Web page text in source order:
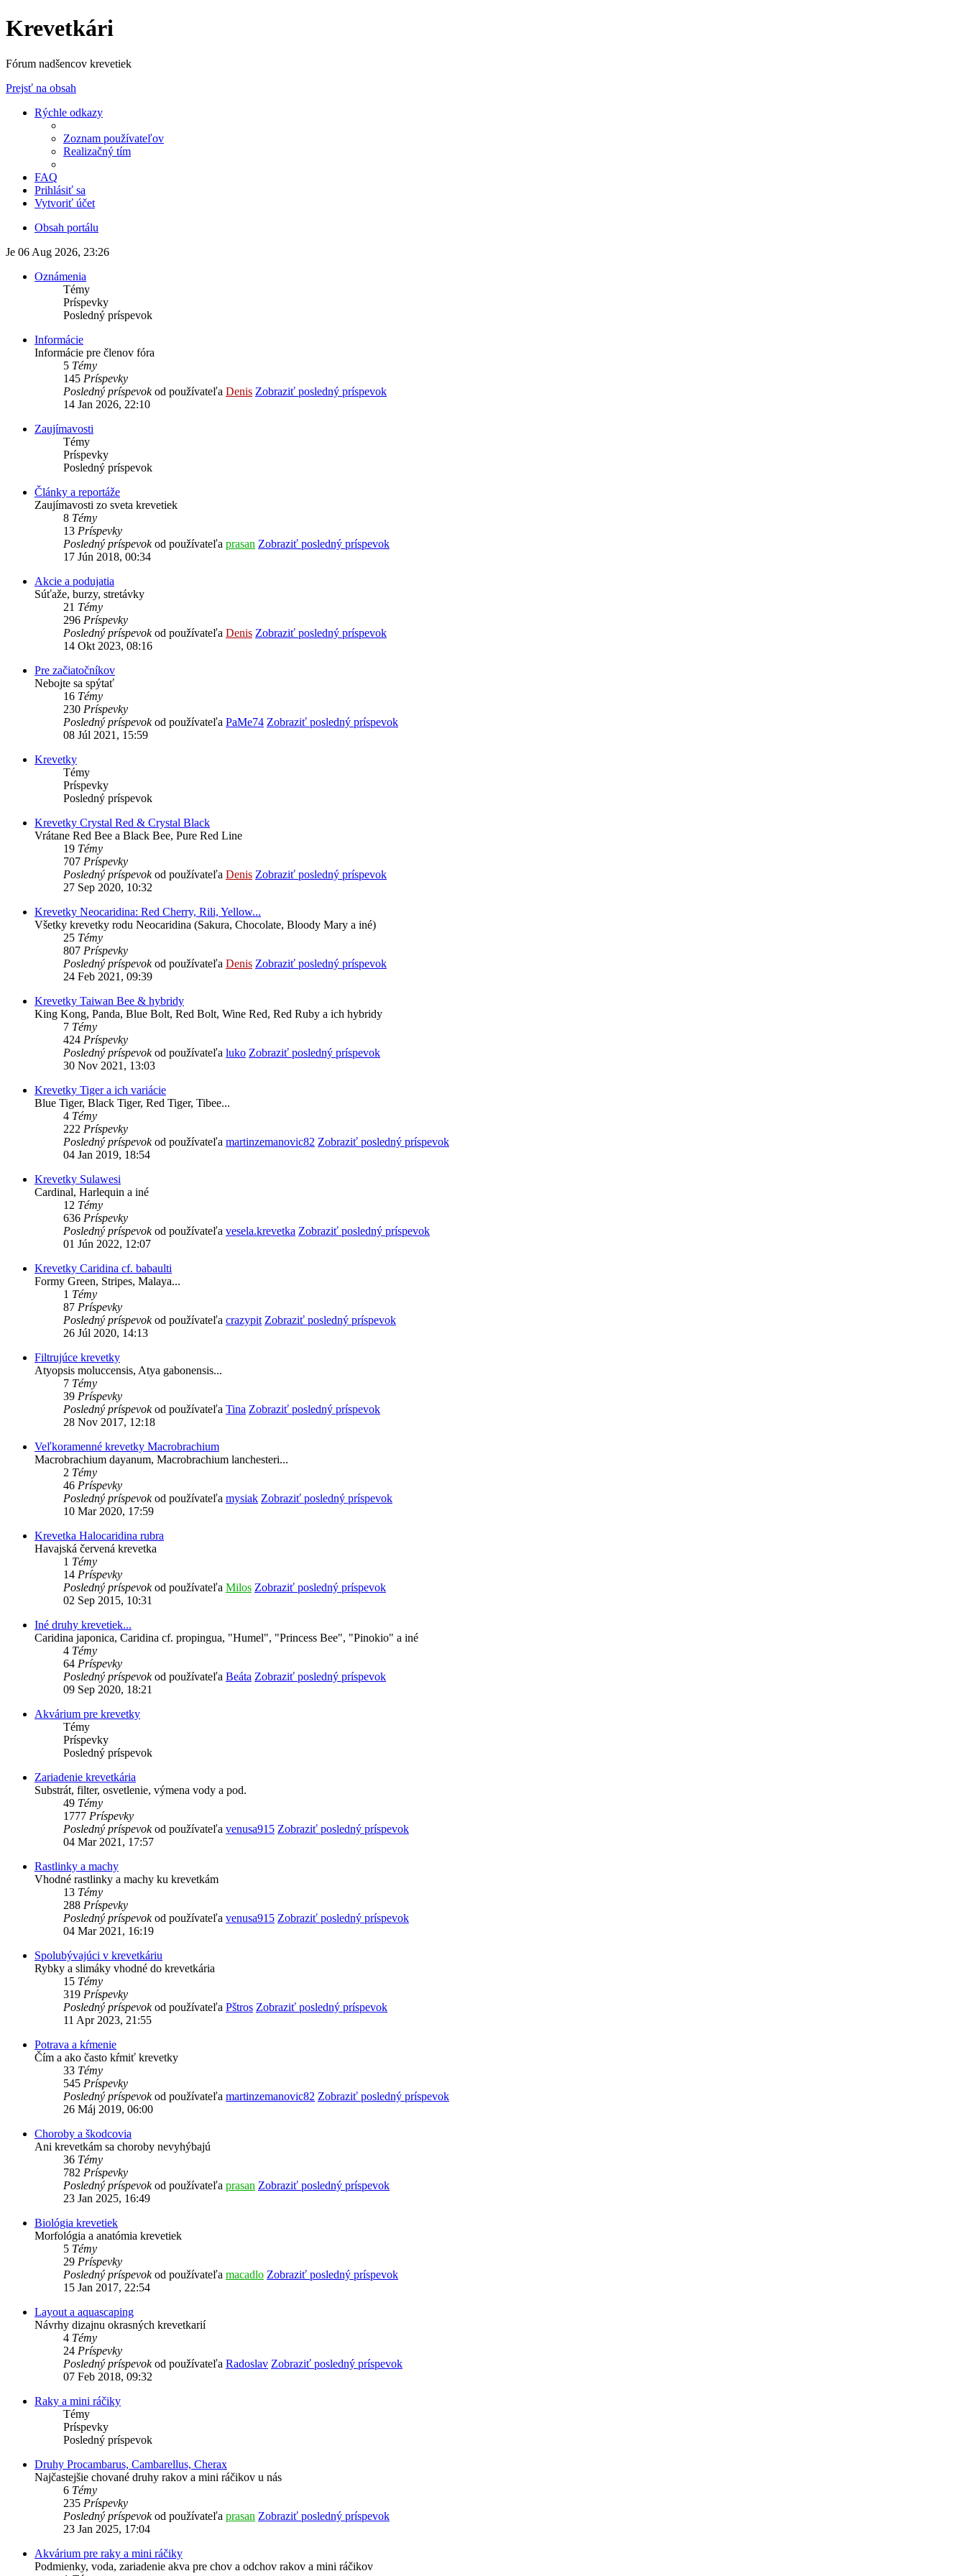
Krevetkári
Fórum nadšencov krevetiek
Prejsť na obsah
Rýchle odkazy
Zoznam používateľov
Realizačný tím
FAQ
Prihlásiť sa
Vytvoriť účet
Obsah portálu
Je 06 Aug 2026, 23:26
Oznámenia
Témy
Príspevky
Posledný príspevok
Informácie
Informácie pre členov fóra
5 Témy
145 Príspevky
Posledný príspevokod používateľa Denis Zobraziť posledný príspevok
14 Jan 2026, 22:10
Zaujímavosti
Témy
Príspevky
Posledný príspevok
Články a reportáže
Zaujímavosti zo sveta krevetiek
8 Témy
13 Príspevky
Posledný príspevokod používateľa prasan Zobraziť posledný príspevok
17 Jún 2018, 00:34
Akcie a podujatia
Súťaže, burzy, stretávky
21 Témy
296 Príspevky
Posledný príspevokod používateľa Denis Zobraziť posledný príspevok
14 Okt 2023, 08:16
Pre začiatočníkov
Nebojte sa spýtať
16 Témy
230 Príspevky
Posledný príspevokod používateľa PaMe74 Zobraziť posledný príspevok
08 Júl 2021, 15:59
Krevetky
Témy
Príspevky
Posledný príspevok
Krevetky Crystal Red & Crystal Black
Vrátane Red Bee a Black Bee, Pure Red Line
19 Témy
707 Príspevky
Posledný príspevokod používateľa Denis Zobraziť posledný príspevok
27 Sep 2020, 10:32
Krevetky Neocaridina: Red Cherry, Rili, Yellow...
Všetky krevetky rodu Neocaridina (Sakura, Chocolate, Bloody Mary a iné)
25 Témy
807 Príspevky
Posledný príspevokod používateľa Denis Zobraziť posledný príspevok
24 Feb 2021, 09:39
Krevetky Taiwan Bee & hybridy
King Kong, Panda, Blue Bolt, Red Bolt, Wine Red, Red Ruby a ich hybridy
7 Témy
424 Príspevky
Posledný príspevokod používateľa luko Zobraziť posledný príspevok
30 Nov 2021, 13:03
Krevetky Tiger a ich variácie
Blue Tiger, Black Tiger, Red Tiger, Tibee...
4 Témy
222 Príspevky
Posledný príspevokod používateľa martinzemanovic82 Zobraziť posledný príspevok
04 Jan 2019, 18:54
Krevetky Sulawesi
Cardinal, Harlequin a iné
12 Témy
636 Príspevky
Posledný príspevokod používateľa vesela.krevetka Zobraziť posledný príspevok
01 Jún 2022, 12:07
Krevetky Caridina cf. babaulti
Formy Green, Stripes, Malaya...
1 Témy
87 Príspevky
Posledný príspevokod používateľa crazypit Zobraziť posledný príspevok
26 Júl 2020, 14:13
Filtrujúce krevetky
Atyopsis moluccensis, Atya gabonensis...
7 Témy
39 Príspevky
Posledný príspevokod používateľa Tina Zobraziť posledný príspevok
28 Nov 2017, 12:18
Veľkoramenné krevetky Macrobrachium
Macrobrachium dayanum, Macrobrachium lanchesteri...
2 Témy
46 Príspevky
Posledný príspevokod používateľa mysiak Zobraziť posledný príspevok
10 Mar 2020, 17:59
Krevetka Halocaridina rubra
Havajská červená krevetka
1 Témy
14 Príspevky
Posledný príspevokod používateľa Milos Zobraziť posledný príspevok
02 Sep 2015, 10:31
Iné druhy krevetiek...
Caridina japonica, Caridina cf. propingua, "Humel", "Princess Bee", "Pinokio" a iné
4 Témy
64 Príspevky
Posledný príspevokod používateľa Beáta Zobraziť posledný príspevok
09 Sep 2020, 18:21
Akvárium pre krevetky
Témy
Príspevky
Posledný príspevok
Zariadenie krevetkária
Substrát, filter, osvetlenie, výmena vody a pod.
49 Témy
1777 Príspevky
Posledný príspevokod používateľa venusa915 Zobraziť posledný príspevok
04 Mar 2021, 17:57
Rastlinky a machy
Vhodné rastlinky a machy ku krevetkám
13 Témy
288 Príspevky
Posledný príspevokod používateľa venusa915 Zobraziť posledný príspevok
04 Mar 2021, 16:19
Spolubývajúci v krevetkáriu
Rybky a slimáky vhodné do krevetkária
15 Témy
319 Príspevky
Posledný príspevokod používateľa Pštros Zobraziť posledný príspevok
11 Apr 2023, 21:55
Potrava a kŕmenie
Čím a ako často kŕmiť krevetky
33 Témy
545 Príspevky
Posledný príspevokod používateľa martinzemanovic82 Zobraziť posledný príspevok
26 Máj 2019, 06:00
Choroby a škodcovia
Ani krevetkám sa choroby nevyhýbajú
36 Témy
782 Príspevky
Posledný príspevokod používateľa prasan Zobraziť posledný príspevok
23 Jan 2025, 16:49
Biológia krevetiek
Morfológia a anatómia krevetiek
5 Témy
29 Príspevky
Posledný príspevokod používateľa macadlo Zobraziť posledný príspevok
15 Jan 2017, 22:54
Layout a aquascaping
Návrhy dizajnu okrasných krevetkarií
4 Témy
24 Príspevky
Posledný príspevokod používateľa Radoslav Zobraziť posledný príspevok
07 Feb 2018, 09:32
Raky a mini ráčiky
Témy
Príspevky
Posledný príspevok
Druhy Procambarus, Cambarellus, Cherax
Najčastejšie chované druhy rakov a mini ráčikov u nás
6 Témy
235 Príspevky
Posledný príspevokod používateľa prasan Zobraziť posledný príspevok
23 Jan 2025, 17:04
Akvárium pre raky a mini ráčiky
Podmienky, voda, zariadenie akva pre chov a odchov rakov a mini ráčikov